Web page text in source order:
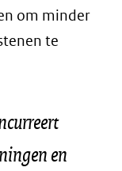
om minder
te
en